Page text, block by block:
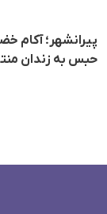
پیرانشهر؛ آکام
حبس به زندان